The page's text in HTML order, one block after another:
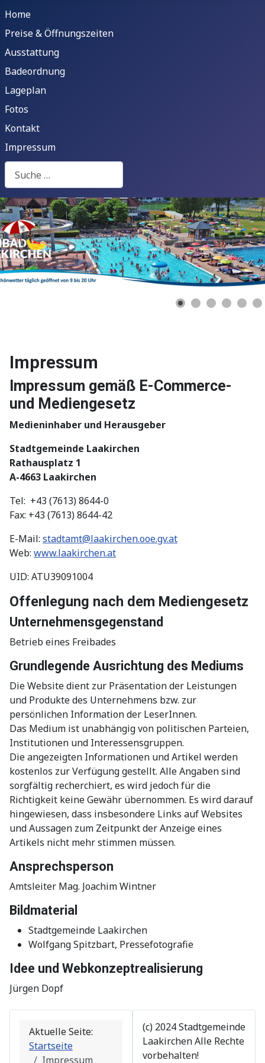
Home
Preise & Öffnungszeiten
Ausstattung
Badeordnung
Lageplan
Fotos
Kontakt
Impressum
Suchen
Impressum
Impressum gemäß E-Commerce-
und Mediengesetz
Medieninhaber und Herausgeber
Stadtgemeinde Laakirchen
Rathausplatz 1
A-4663 Laakirchen
Tel: +43 (7613) 8644-0
Fax: +43 (7613) 8644-42
E-Mail: stadtamt@laakirchen.ooe.gv.at
Web: www.laakirchen.at
UID: ATU39091004
Offenlegung nach dem Mediengesetz
Unternehmensgegenstand
Betrieb eines Freibades
Grundlegende Ausrichtung des Mediums
Die Website dient zur Präsentation der Leistungen
und Produkte des Unternehmens bzw. zur
persönlichen Information der LeserInnen.
Das Medium ist unabhängig von politischen Parteien,
Institutionen und Interessensgruppen.
Die angezeigten Informationen und Artikel werden
kostenlos zur Verfügung gestellt. Alle Angaben sind
sorgfältig recherchiert, es wird jedoch für die
Richtigkeit keine Gewähr übernommen. Es wird darauf
hingewiesen, dass insbesondere Links auf Websites
und Aussagen zum Zeitpunkt der Anzeige eines
Artikels nicht mehr stimmen müssen.
Ansprechsperson
Amtsleiter Mag. Joachim Wintner
Bildmaterial
Stadtgemeinde Laakirchen
Wolfgang Spitzbart, Pressefotografie
Idee und Webkonzeptrealisierung
Jürgen Dopf
Aktuelle Seite:
Startseite
Impressum
(c) 2024 Stadtgemeinde
Laakirchen Alle Rechte
vorbehalten!